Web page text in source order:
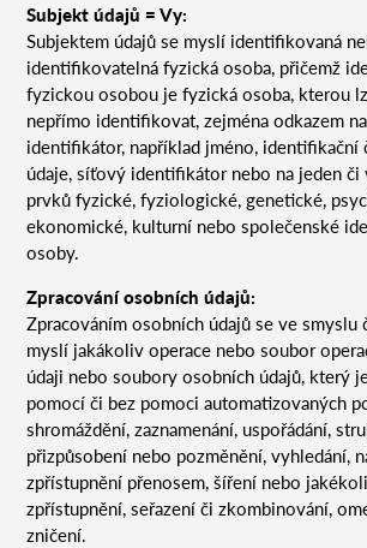
Subjekt údajů = Vy:
Subjektem údajů se myslí identifikovaná
identifikovatelná fyzická osoba, přičemž
fyzickou osobou je fyzická osoba, kterou
nepřímo identifikovat, zejména odkazem
identifikátor, například jméno, identifikační
údaje, síťový identifikátor nebo na jeden či
prvků fyzické, fyziologické, genetické,
ekonomické, kulturní nebo společenské
osoby.
Zpracování osobních údajů:
Zpracováním osobních údajů se ve smyslu
myslí jakákoliv operace nebo soubor
údaji nebo soubory osobních údajů, který
pomocí či bez pomoci automatizovaných
shromáždění, zaznamenání, uspořádání,
přizpůsobení nebo pozměnění, vyhledání,
zpřístupnění přenosem, šíření nebo
zpřístupnění, seřazení či zkombinování,
zničení.